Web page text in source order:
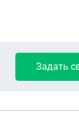
путём
Задать